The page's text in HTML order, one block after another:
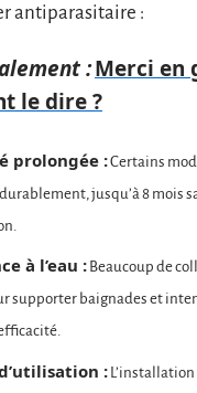
antiparasitaire :
:Merci en
le dire ?
prolongée :Certains
jusqu’à 8 mois
à l’eau : Beaucoup de
supporter baignades et
: